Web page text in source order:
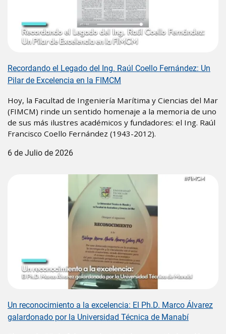
Recordando el Legado del Ing. Raúl Coello Fernández: Un
Pilar de Excelencia en la FIMCM
Hoy, la Facultad de Ingeniería Marítima y Ciencias del Mar
(FIMCM) rinde un sentido homenaje a la memoria de uno
de sus más ilustres académicos y fundadores: el Ing. Raúl
Francisco Coello Fernández (1943-2012).
6 de Julio de 2026
Un reconocimiento a la excelencia: El Ph.D. Marco Álvarez
galardonado por la Universidad Técnica de Manabí